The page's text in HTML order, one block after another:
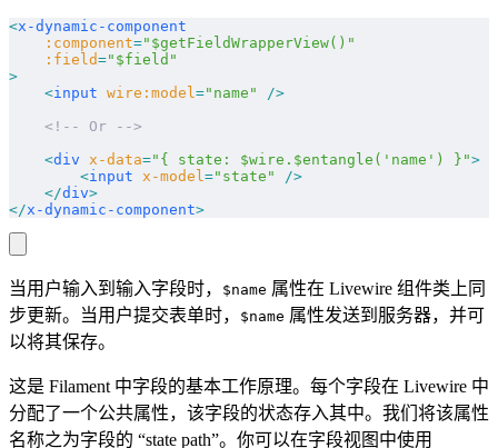
<x-dynamic-component
    :component
="$getFieldWrapperView()"
    :field
="$field"
>
    <
input wire:model="name"
/>
    <!-- Or -->
    <
div x-data="{ state: $wire.$entangle('name') }">
        <
input x-model="state"
/>
    </
div>
</x-dynamic-component>
当用户输入到输入字段时， $name 属性在 Livewire 组件类上同
步更新。当用户提交表单时，
$name 属性发送到服务器，并可
以将其保存。
这是 Filament 中字段的基本工作原理。每个字段在 Livewire 中
分配了一个公共属性，该字段的状态存入其中。我们将该属性
名称之为字段的 “state path”。你可以在字段视图中使用